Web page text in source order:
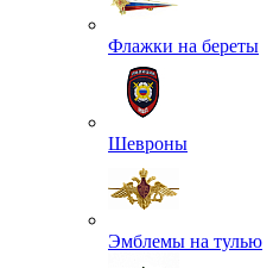
Флажки на береты
Шевроны
Эмблемы на тулью